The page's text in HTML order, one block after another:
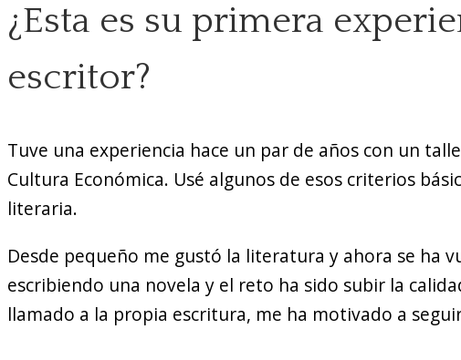
¿Esta es su primera
escritor?
Tuve una experiencia hace un par de años con un
Cultura Económica. Usé algunos de esos criterios
literaria.
Desde pequeño me gustó la literatura y ahora se ha
escribiendo una novela y el reto ha sido subir la
llamado a la propia escritura, me ha motivado a